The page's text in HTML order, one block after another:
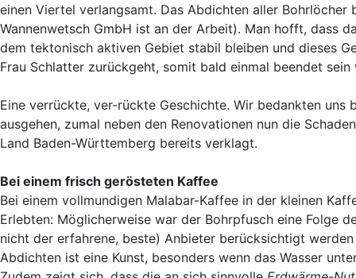
einen Viertel verlangsamt. Das Abdichten aller
Wannenwetsch GmbH ist an der Arbeit). Man hofft, dass
dem tektonisch aktiven Gebiet stabil bleiben und dieses
Frau Schlatter zurückgeht, somit bald einmal beendet sein
Eine verrückte, ver-rückte Geschichte. Wir bedankten
ausgehen, zumal neben den Renovationen nun die
Land Baden-Württemberg bereits verklagt.
Bei einem frisch gerösteten Kaffee
Bei einem vollmundigen Malabar-Kaffee in der kleinen
Erlebten: Möglicherweise war der Bohrpfusch eine Folge
nicht der erfahrene, beste) Anbieter berücksichtigt
Abdichten ist eine Kunst, besonders wenn das Wasser